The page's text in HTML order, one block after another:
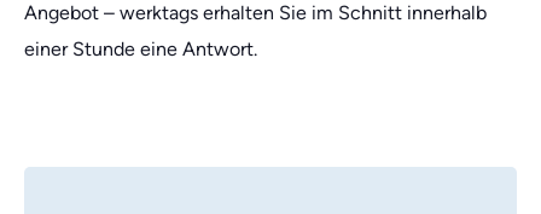
Angebot – werktags erhalten Sie im Schnitt innerhalb
einer Stunde eine Antwort.